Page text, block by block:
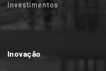
Investimentos
Inovação